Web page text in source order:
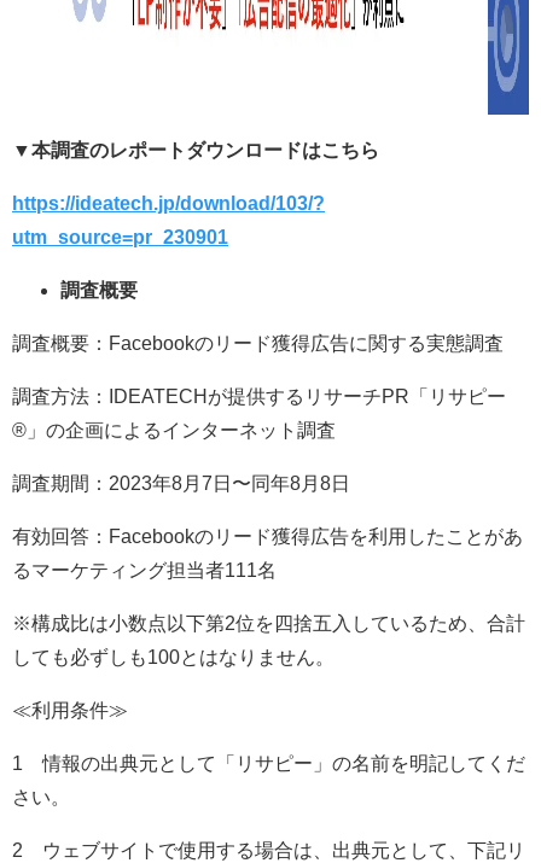
▼本調査のレポートダウンロードはこちら
https://ideatech.jp/download/103/?
utm_source=pr_230901
調査概要
調査概要：Facebookのリード獲得広告に関する実態調査
調査方法：IDEATECHが提供するリサーチPR「リサピー
®︎」の企画によるインターネット調査
調査期間：2023年8月7日〜同年8月8日
有効回答：Facebookのリード獲得広告を利用したことがあ
るマーケティング担当者111名
※構成比は小数点以下第2位を四捨五入しているため、合計
しても必ずしも100とはなりません。
≪利用条件≫
1 情報の出典元として「リサピー」の名前を明記してくだ
さい。
2 ウェブサイトで使用する場合は、出典元として、下記リ